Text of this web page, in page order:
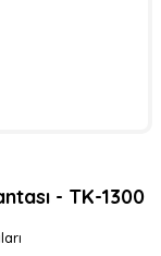
- TK-1300